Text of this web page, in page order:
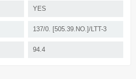
YES
137/0. [505.39.NO.]/LTT-3
94.4